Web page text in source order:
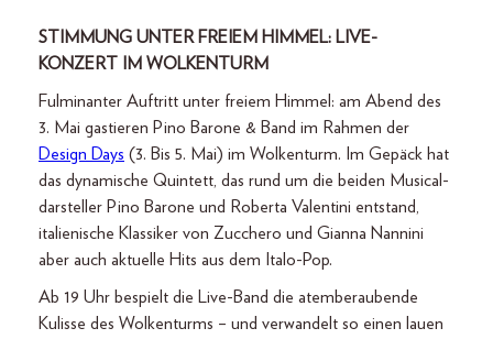
STIMMUNG UNTER FREIEM HIMMEL: LIVE-
KONZERT IM WOLKENTURM
Fulminanter Auftritt unter freiem Himmel: am Abend des
3. Mai gastieren Pino Barone & Band im Rahmen der
Design Days (3. Bis 5. Mai) im Wolkenturm. Im Gepäck hat
das dynamische Quintett, das rund um die beiden Musical-
darsteller Pino Barone und Roberta Valentini entstand,
italienische Klassiker von Zucchero und Gianna Nannini
aber auch aktuelle Hits aus dem Italo-Pop.
Ab 19 Uhr bespielt die Live-Band die atemberaubende
Kulisse des Wolkenturms – und verwandelt so einen lauen